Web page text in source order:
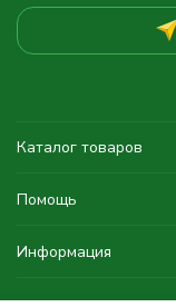
Каталог товаров
Помощь
Информация